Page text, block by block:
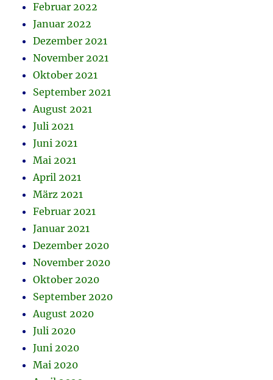
Februar 2022
Januar 2022
Dezember 2021
November 2021
Oktober 2021
September 2021
August 2021
Juli 2021
Juni 2021
Mai 2021
April 2021
März 2021
Februar 2021
Januar 2021
Dezember 2020
November 2020
Oktober 2020
September 2020
August 2020
Juli 2020
Juni 2020
Mai 2020